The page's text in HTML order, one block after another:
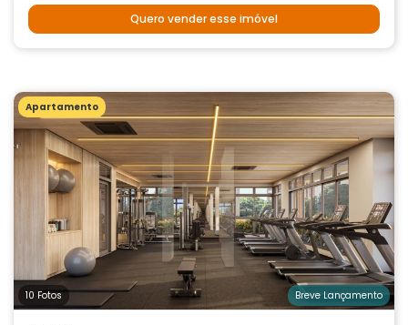
Quero vender esse imóvel
Apartamento
10 Fotos Breve Lançamento